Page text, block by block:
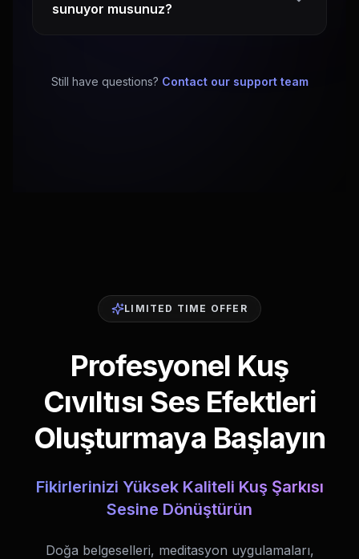
sunuyor musunuz?
Still have questions? Contact our support team
LIMITED TIME OFFER
Profesyonel Kuş
Cıvıltısı Ses Efektleri
Oluşturmaya Başlayın
Fikirlerinizi Yüksek Kaliteli Kuş Şarkısı
Sesine Dönüştürün
Doğa belgeselleri, meditasyon uygulamaları,